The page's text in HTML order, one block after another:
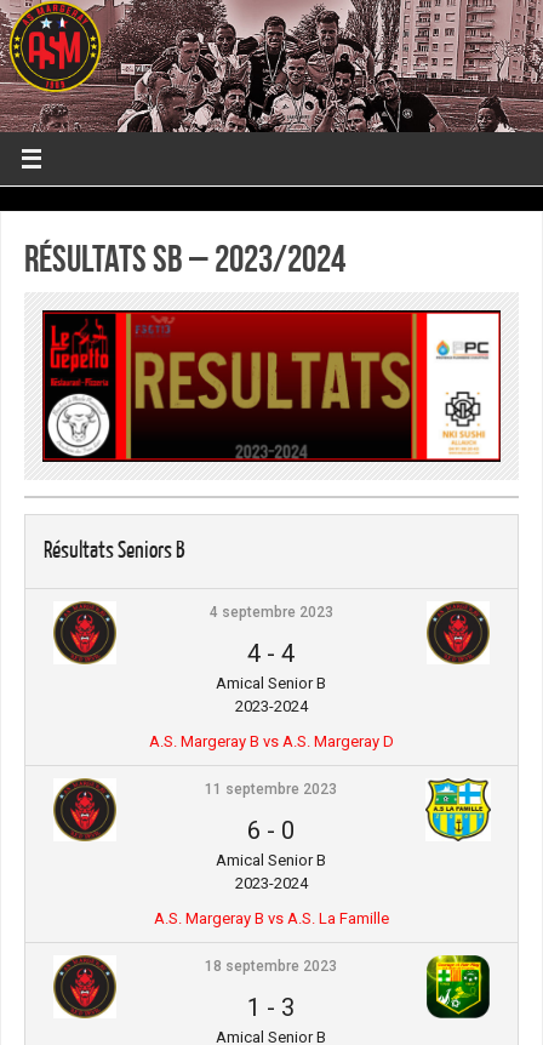
Résultats SB – 2023/2024
Résultats Seniors B
4 septembre 2023
4 -4
Amical Senior B
2023-2024
A.S. Margeray B vs A.S. Margeray D
11 septembre 2023
6 - 0
Amical Senior B
2023-2024
A.S. Margeray B vs A.S. La Famille
18 septembre 2023
1 - 3
Amical Senior B